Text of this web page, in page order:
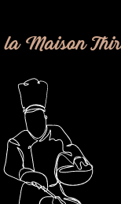
la Maison